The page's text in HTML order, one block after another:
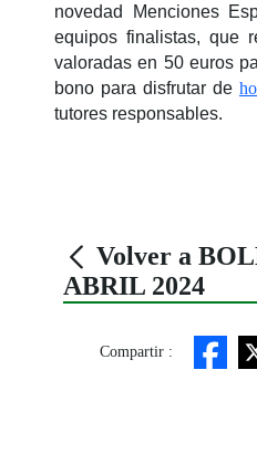
novedad Menciones
equipos finalistas, que
valoradas en 50 euros
bono para disfrutar de
tutores responsables.
Volver a
ABRIL 2024
Compartir :